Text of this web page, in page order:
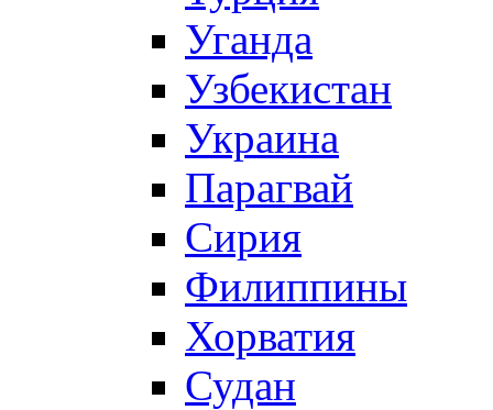
Уганда
Узбекистан
Украина
Парагвай
Сирия
Филиппины
Хорватия
Судан